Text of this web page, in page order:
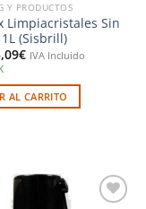
Y PRODUCTOS
Limpiacristales Sin
(Sisbrill)
€El
es:
5,09€.
IVA Incluido
AL CARRITO